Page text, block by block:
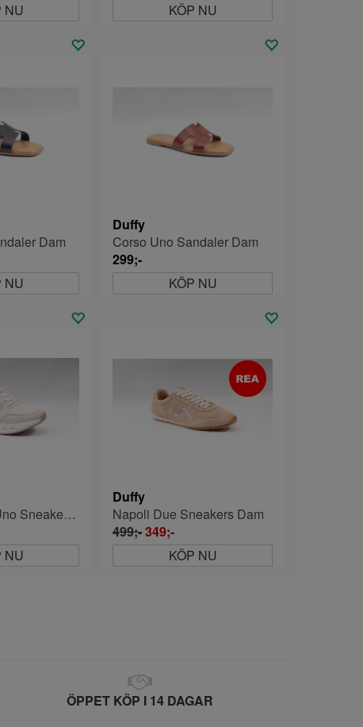
NU
KÖP NU
Dam
NU
Duffy
Corso Uno Sandaler Dam
299;-
KÖP NU
Pordennone Uno Sneakers Dam
NU
Duffy
Napoli Due Sneakers Dam
499;-349;-
KÖP NU
ÖPPET KÖP I 14 DAGAR